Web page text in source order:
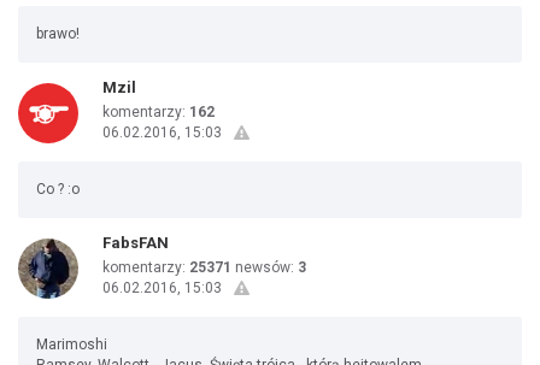
brawo!
Mzil
komentarzy: 162
06.02.2016, 15:03
Co ? :o
FabsFAN
komentarzy: 25371 newsów: 3
06.02.2016, 15:03
Marimoshi